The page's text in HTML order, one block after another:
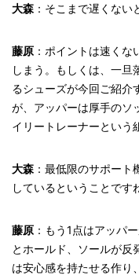
大森 ：そこまで遅くない
藤原 ：ポイントは速く
しまう。もしくは、一
るシューズが今回ご紹介
が、アッパーは厚手のソ
イリートレーナーという
大森 ：最低限のサポー
しているということです
藤原 ：もう1点はアッパ
とホールド、ソールが反
は安心感を持たせる作り